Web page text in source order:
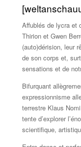
Affublés de lycra et
Thirion et Gwen
(auto)dérision, leur
de son corps et,
sensations et de
Bifurquant
expressionnisme
terrestre Klaus
tente d’explorer
scientifique,